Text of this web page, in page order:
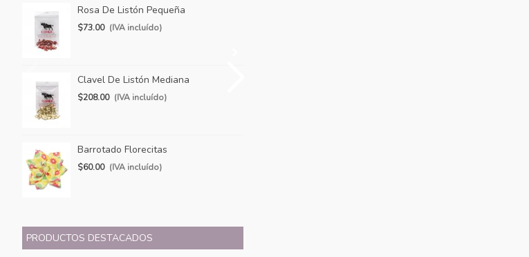
Rosa De Listón Pequeña
$73.00 (IVA incluído)
Clavel De Listón Mediana
$208.00 (IVA incluído)
Barrotado Florecitas
$60.00 (IVA incluído)
PRODUCTOS DESTACADOS